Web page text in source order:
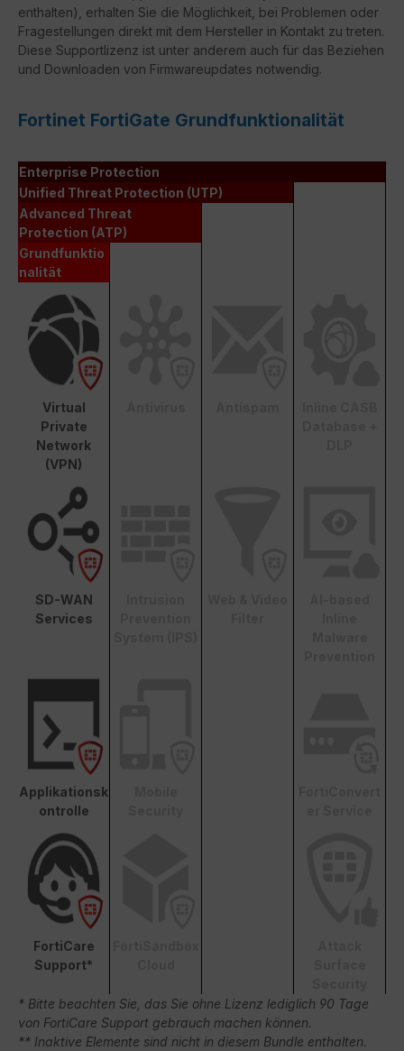
enthalten), erhalten Sie die Möglichkeit, bei Problemen oder
Fragestellungen direkt mit dem Hersteller in Kontakt zu treten.
Diese Supportlizenz ist unter anderem auch für das Beziehen
und Downloaden von Firmwareupdates notwendig.
Fortinet FortiGate Grundfunktionalität
Enterprise Protection
Unified Threat Protection (UTP)
Advanced Threat
Protection (ATP)
Grundfunktio
nalität
Virtual
Private
Network
(VPN)
SD-WAN
Services
Applikationsk
ontrolle
FortiCare
Support*
* Bitte beachten Sie, das Sie ohne Lizenz lediglich 90 Tage
von FortiCare Support gebrauch machen können.
** Inaktive Elemente sind nicht in diesem Bundle enthalten.